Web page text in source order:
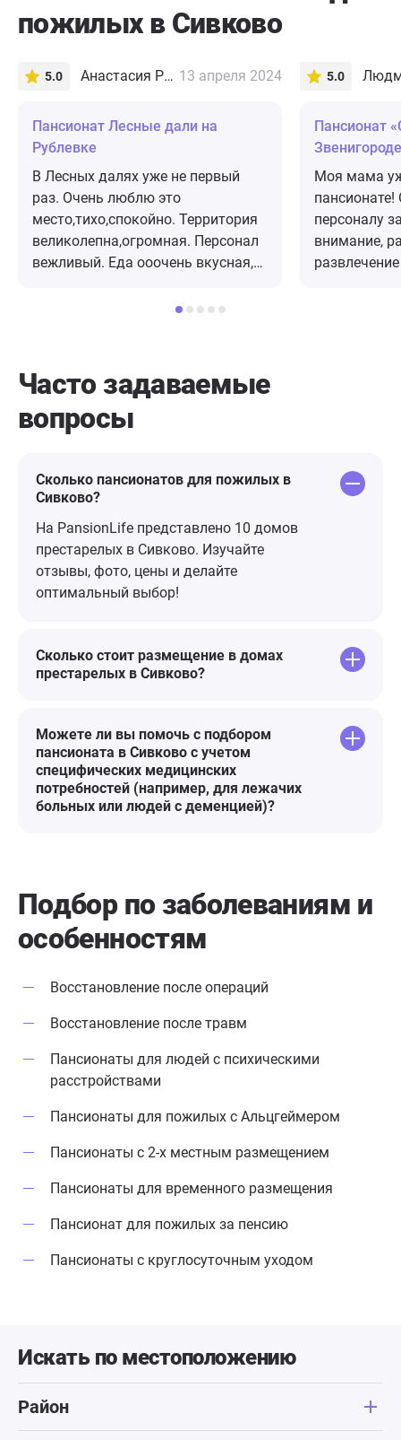
пожилых в Сивково
5.0 Анастасия Романова 13 апреля 2024
Пансионат Лесные дали на
Рублевке
В Лесных далях уже не первый
раз. Очень люблю это
место,тихо,спокойно. Территория
великолепна,огромная. Персонал
вежливый. Еда ооочень вкусная,
вкусные. Номера уютные,есть
старенькая, но выглядет
аккуратно.Я приезжаю с семьёй
отдыхать в
тишине,восстанавливать силы и
Посетила мед.центр. Сходила на
массаж спины к Алле Васильевне
и к Вике, специалисты на высшем
уровне, размяли так, что
появилась гибкость в теле)))).
Светлане -косметологу и
кожей,провела божественные
процедуры. Жанна-косметолог
волшебницы,советуют,что можно
для кожи,какую маску
нанести,какие процедуры можно
сделать. Очень рекомендую. Кожа
5.0
Пансионат
Звенигороде
Моя мама
персоналу
внимание,
Часто задаваемые
вопросы
Сколько пансионатов для пожилых в
Сивково?
На PansionLife представлено 10 домов
престарелых в Сивково. Изучайте
отзывы, фото, цены и делайте
оптимальный выбор!
Сколько стоит размещение в домах
престарелых в Сивково?
Можете ли вы помочь с подбором
пансионата в Сивково с учетом
специфических медицинских
потребностей (например, для лежачих
больных или людей с деменцией)?
Подбор по заболеваниям и
особенностям
Восстановление после операций
Восстановление после травм
Пансионаты для людей с психическими
расстройствами
Пансионаты для пожилых с Альцгеймером
Пансионаты с 2-х местным размещением
Пансионаты для временного размещения
Пансионат для пожилых за пенсию
Пансионаты с круглосуточным уходом
Искать по местоположению
Район